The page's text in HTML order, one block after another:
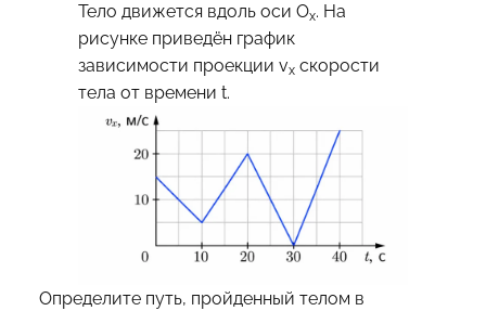
Тело движется вдоль оси Ox. На
рисунке приведён график
зависимости проекции vxскорости
тела от времени t.
Определите путь, пройденный телом в